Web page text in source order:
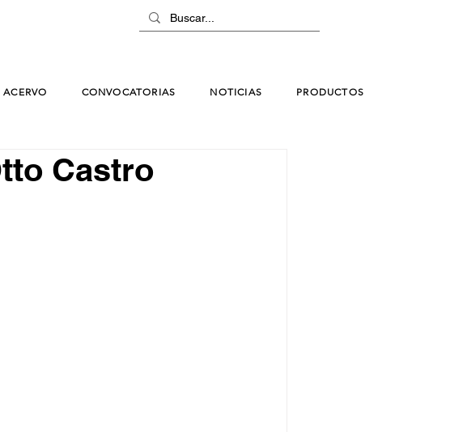
ACERVO CONVOCATORIAS NOTICIAS PRODUCTOS
Castro